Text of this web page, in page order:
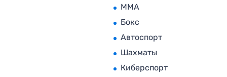
MMA
Бокс
Автоспорт
Шахматы
Киберспорт